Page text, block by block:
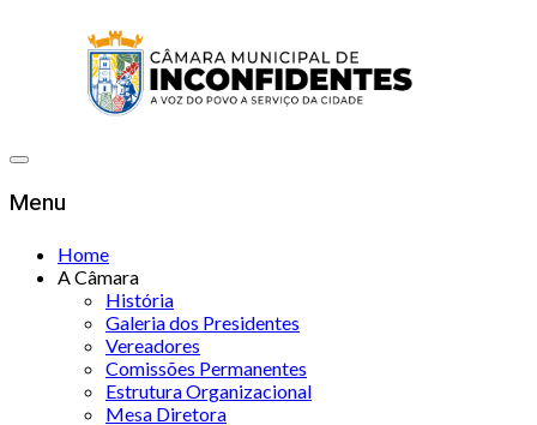
Menu
Home
A Câmara
História
Galeria dos Presidentes
Vereadores
Comissões Permanentes
Estrutura Organizacional
Mesa Diretora